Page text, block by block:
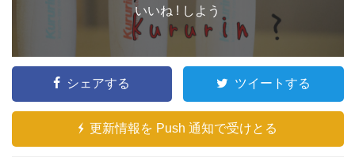
いいね ! しよう
シェアする ツイートする
更新情報を Push 通知で受けとる